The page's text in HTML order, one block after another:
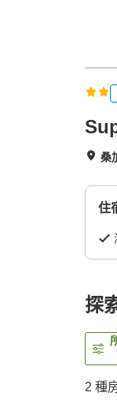
桑
住
探
2 種